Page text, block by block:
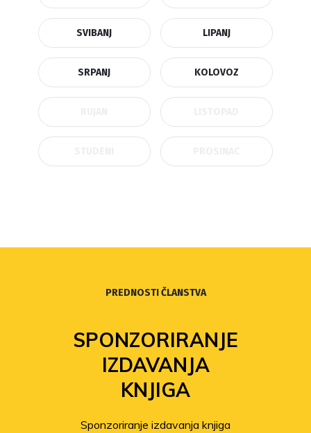
SVIBANJ LIPANJ
SRPANJ KOLOVOZ
PREDNOSTI ČLANSTVA
SPONZORIRANJE
IZDAVANJA
KNJIGA
Sponzoriranje izdavanja knjiga